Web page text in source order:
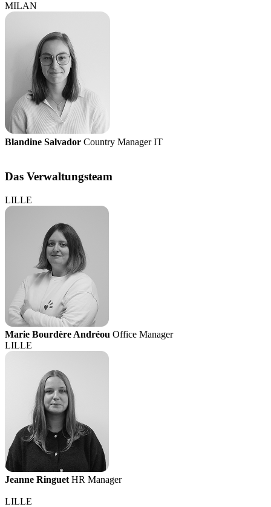
MILAN
Blandine Salvador Country Manager IT
Das Verwaltungsteam
LILLE
Marie Bourdère Andréou Office Manager
LILLE
Jeanne Ringuet HR Manager
LILLE